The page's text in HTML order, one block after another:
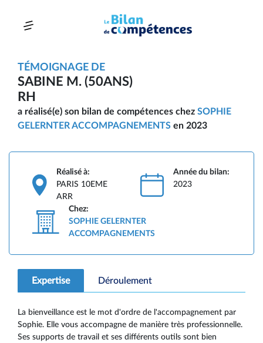
TÉMOIGNAGE DE
SABINE M. (50ANS)
RH
a réalisé(e) son bilan de compétences chez SOPHIE
GELERNTER ACCOMPAGNEMENTS en 2023
Réalisé à:
PARIS 10EME
ARR
Année du bilan:
2023
Chez:
SOPHIE GELERNTER
ACCOMPAGNEMENTS
Expertise Déroulement
La bienveillance est le mot d'ordre de l'accompagnement par
Sophie. Elle vous accompagne de manière très professionnelle.
Ses supports de travail et ses différents outils sont bien